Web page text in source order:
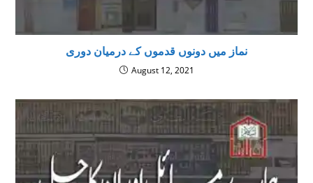
نماز میں دونوں قدموں کے درمیان دوری
August 12, 2021